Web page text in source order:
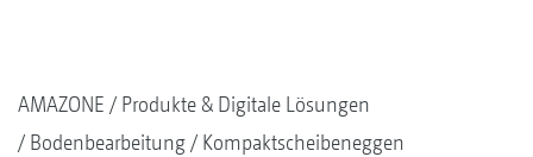
AMAZONE
Produkte & Digitale Lösungen
Bodenbearbeitung
Kompaktscheibeneggen